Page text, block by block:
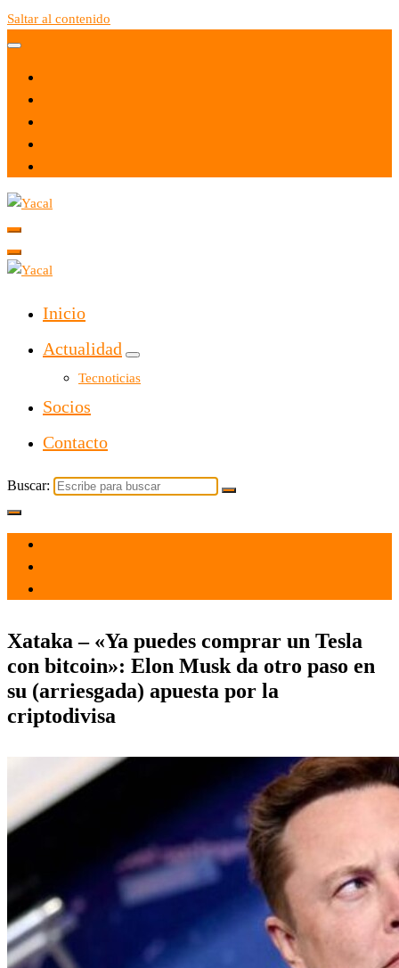
Saltar al contenido
Yacal micro hosting
Inicio
Actualidad
Tecnoticias
Socios
Contacto
Buscar:
Xataka – «Ya puedes comprar un Tesla
con bitcoin»: Elon Musk da otro paso en
su (arriesgada) apuesta por la
criptodivisa